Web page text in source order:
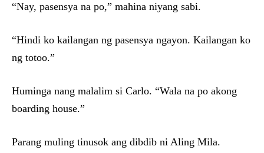
“Nay, pasensya na po,” mahina niyang sabi.
“Hindi ko kailangan ng pasensya ngayon. Kailangan ko
ng totoo.”
Huminga nang malalim si Carlo. “Wala na po akong
boarding house.”
Parang muling tinusok ang dibdib ni Aling Mila.